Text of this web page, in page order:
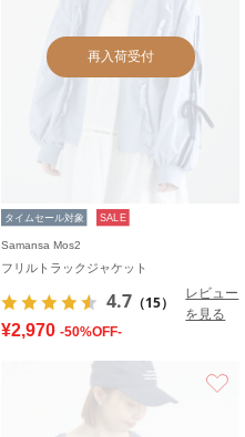
再入荷受付
タイムセール対象 SALE
Samansa Mos2
フリルトラックジャケット
4.7 （15）
レビュー
を見る
¥2,970 -50%OFF-